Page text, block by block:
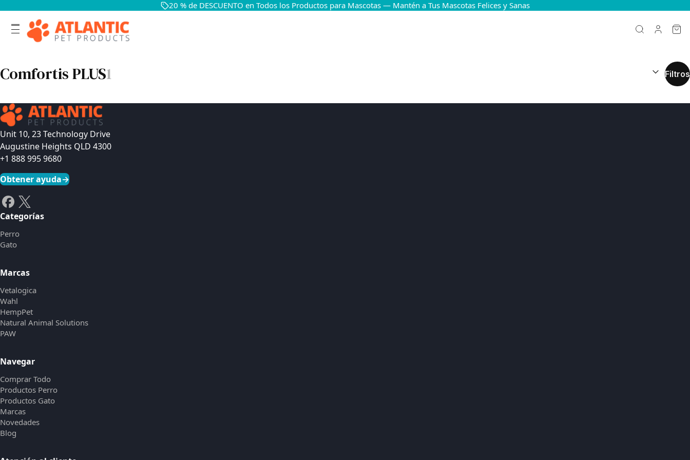
20 % de DESCUENTO en Todos los Productos para Mascotas — Mantén a Tus Mascotas Felices y Sanas
Comfortis PLUS1 Filtros
Unit 10, 23 Technology Drive
Augustine Heights QLD 4300
+1 888 995 9680
Obtener ayuda→
Categorías
Perro
Gato
Marcas
Vetalogica
Wahl
HempPet
Natural Animal Solutions
PAW
Navegar
Comprar Todo
Productos Perro
Productos Gato
Marcas
Novedades
Blog